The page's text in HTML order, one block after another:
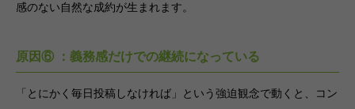
感のない自然な成約が生まれます。
原因⑥ ：義務感だけでの継続になっている
「とにかく毎日投稿しなければ」という強迫観念で動くと、コン